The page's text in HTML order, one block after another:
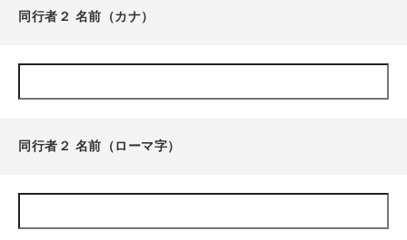
同行者２ 名前（カナ）
同行者２ 名前（ローマ字）